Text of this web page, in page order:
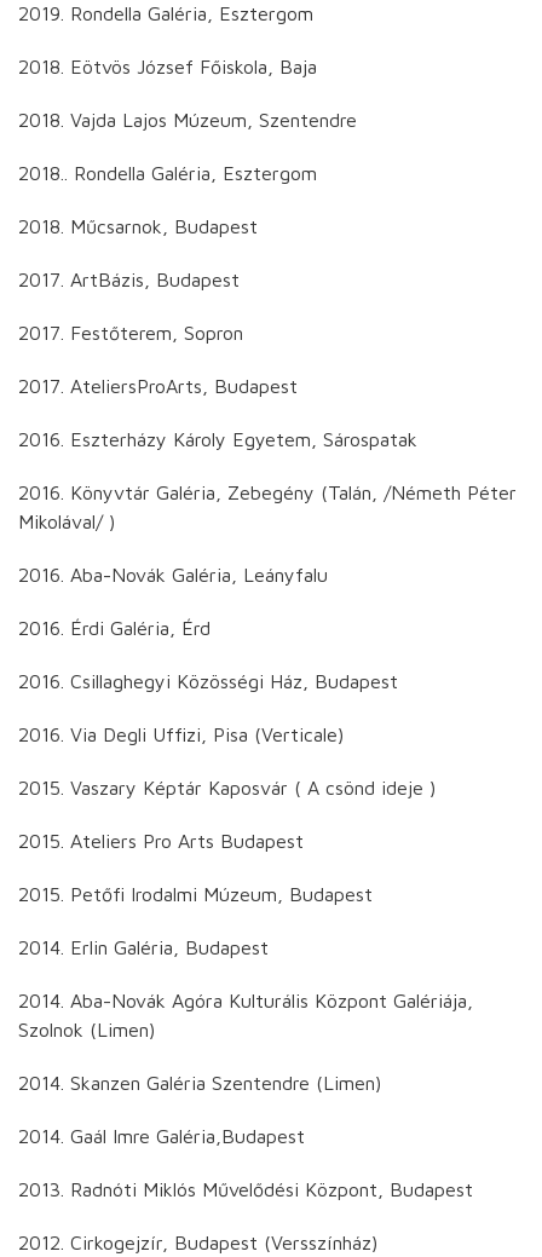
2019. Rondella Galéria, Esztergom
2018. Eötvös József Főiskola, Baja
2018. Vajda Lajos Múzeum, Szentendre
2018.. Rondella Galéria, Esztergom
2018. Műcsarnok, Budapest
2017. ArtBázis, Budapest
2017. Festőterem, Sopron
2017. AteliersProArts, Budapest
2016. Eszterházy Károly Egyetem, Sárospatak
2016. Könyvtár Galéria, Zebegény (Talán, /Németh Péter
Mikolával/ )
2016. Aba-Novák Galéria, Leányfalu
2016. Érdi Galéria, Érd
2016. Csillaghegyi Közösségi Ház, Budapest
2016. Via Degli Uffizi, Pisa (Verticale)
2015. Vaszary Képtár Kaposvár ( A csönd ideje )
2015. Ateliers Pro Arts Budapest
2015. Petőfi Irodalmi Múzeum, Budapest
2014. Erlin Galéria, Budapest
2014. Aba-Novák Agóra Kulturális Központ Galériája,
Szolnok (Limen)
2014. Skanzen Galéria Szentendre (Limen)
2014. Gaál Imre Galéria,Budapest
2013. Radnóti Miklós Művelődési Központ, Budapest
2012. Cirkogejzír, Budapest (Versszínház)